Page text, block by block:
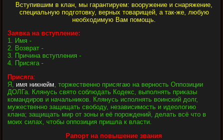
Вступившим в клан, мы гарантируем: вооружение и снаряжение,
специальную подготовку, верных товарищей, а так-же, любую
необходимую Вам помощь.
Заявка на вступление:
1. Имя -
2. Возврат -
3. Причина вступления -
4. Присяга -
Присяга:
Я, имя никнейм, торжественно присягаю на верность Оппозиции
ДОЛГа. Клянусь свято соблюдать Кодекс, выполнять приказы
командиров и начальников. Клянусь исполнять воинский долг,
мужественно защищать свободу, независимость и идеологию
клана; защищать мир от зоны и её порождений, делать всё что в
моих силах, чтобы оппозиция пришла к власти.
Рапорт на повышение звания